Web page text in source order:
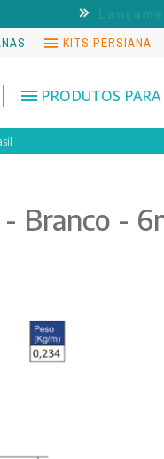
KITS PERSIANA
PRODUTOS
Branco -